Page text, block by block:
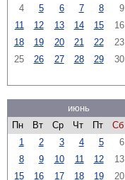
4
5 6 7 8 9
11
12 13 14 15 16
18
19 20 21 22 23
25
26 27 28 29 30
июнь
Пн
Вт Ср Чт Пт Сб
1
2 3 4 5 6
8
9 10 11 12 13
15
16 17 18 19 20